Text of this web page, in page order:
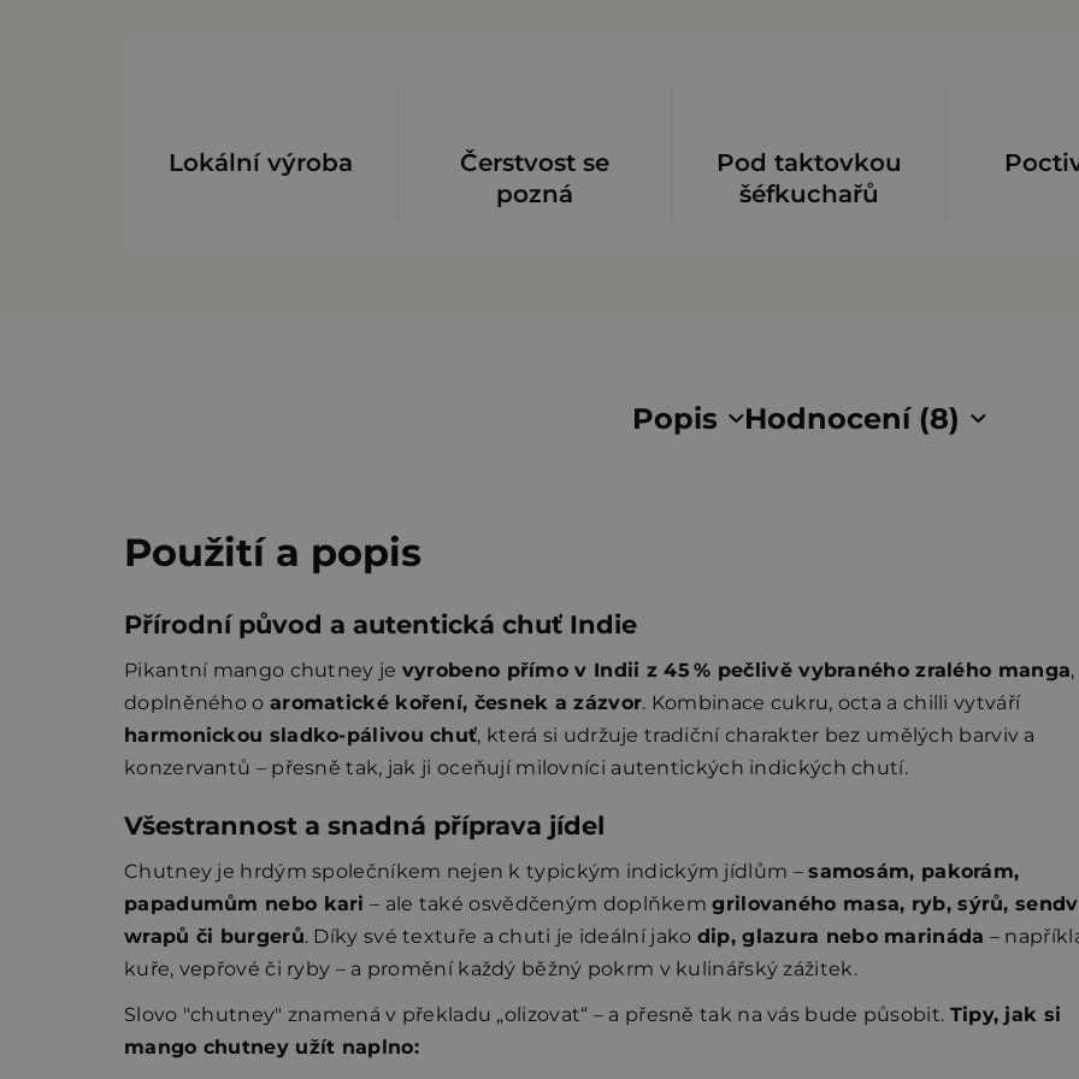
Lokální výroba
Čerstvost se
pozná
Pod taktovkou
šéfkuchařů
Popis Hodnocení (8)
Použití a popis
Přírodní původ a autentická chuť Indie
Pikantní mango chutney je vyrobeno přímo v Indii z 45 % pečlivě vybraného zralého manga,
doplněného o aromatické koření, česnek a zázvor. Kombinace cukru, octa a chilli vytváří
harmonickou sladko‑pálivou chuť, která si udržuje tradiční charakter bez umělých barviv a
konzervantů – přesně tak, jak ji oceňují milovníci autentických indických chutí.
Všestrannost a snadná příprava jídel
Chutney je hrdým společníkem nejen k typickým indickým jídlům –samosám, pakorám,
papadumům nebo kari – ale také osvědčeným doplňkemgrilovaného masa, ryb, sýrů,
wrapů či burgerů. Díky své textuře a chuti je ideální jako dip, glazura nebo marináda –
kuře, vepřové či ryby – a promění každý běžný pokrm v kulinářský zážitek.
Slovo "chutney" znamená v překladu „olizovat“ – a přesně tak na vás bude působit. Tipy, jak si
mango chutney užít naplno: